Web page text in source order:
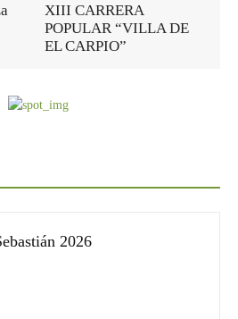
XIII CARRERA
POPULAR “VILLA DE
EL CARPIO”
2026